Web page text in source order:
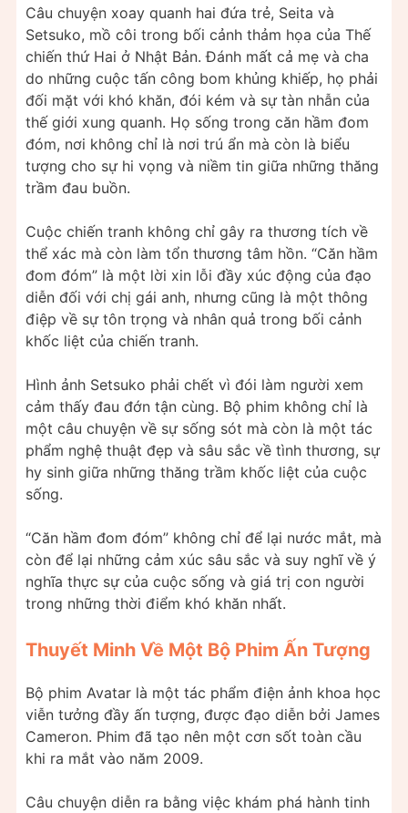
Câu chuyện xoay quanh hai đứa trẻ, Seita và
Setsuko, mồ côi trong bối cảnh thảm họa của Thế
chiến thứ Hai ở Nhật Bản. Đánh mất cả mẹ và cha
do những cuộc tấn công bom khủng khiếp, họ phải
đối mặt với khó khăn, đói kém và sự tàn nhẫn của
thế giới xung quanh. Họ sống trong căn hầm đom
đóm, nơi không chỉ là nơi trú ẩn mà còn là biểu
tượng cho sự hi vọng và niềm tin giữa những thăng
trầm đau buồn.
Cuộc chiến tranh không chỉ gây ra thương tích về
thể xác mà còn làm tổn thương tâm hồn. “Căn hầm
đom đóm” là một lời xin lỗi đầy xúc động của đạo
diễn đối với chị gái anh, nhưng cũng là một thông
điệp về sự tôn trọng và nhân quả trong bối cảnh
khốc liệt của chiến tranh.
Hình ảnh Setsuko phải chết vì đói làm người xem
cảm thấy đau đớn tận cùng. Bộ phim không chỉ là
một câu chuyện về sự sống sót mà còn là một tác
phẩm nghệ thuật đẹp và sâu sắc về tình thương, sự
hy sinh giữa những thăng trầm khốc liệt của cuộc
sống.
“Căn hầm đom đóm” không chỉ để lại nước mắt, mà
còn để lại những cảm xúc sâu sắc và suy nghĩ về ý
nghĩa thực sự của cuộc sống và giá trị con người
trong những thời điểm khó khăn nhất.
Thuyết Minh Về Một Bộ Phim Ấn Tượng
Bộ phim Avatar là một tác phẩm điện ảnh khoa học
viễn tưởng đầy ấn tượng, được đạo diễn bởi James
Cameron. Phim đã tạo nên một cơn sốt toàn cầu
khi ra mắt vào năm 2009.
Câu chuyện diễn ra bằng việc khám phá hành tinh